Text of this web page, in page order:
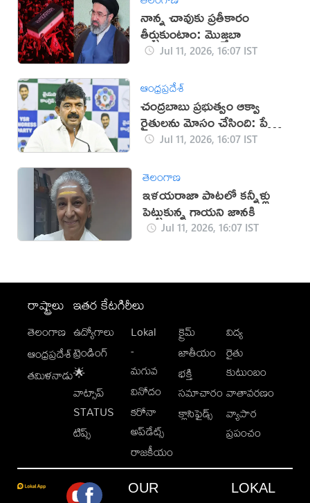
నాన్న చావుకు ప్రతీకారం
తీర్చుకుంటాం: మొజ్తబా
Jul 11, 2026, 16:07 IST
ఆంధ్రప్రదేశ్
చంద్రబాబు ప్రభుత్వం ఆక్వా
రైతులను మోసం చేసింది: పేర్ని
నానిJul 11, 2026, 16:07 IST
తెలంగాణ
ఇళయరాజా పాటలో కన్నీళ్లు
పెట్టుకున్న గాయని జానకి
Jul 11, 2026, 16:07 IST
రాష్ట్రాలు
తెలంగాణ
ఆంధ్రప్రదేశ్
తమిళనాడు
ఇతర కేటగిరీలు
ఉద్యోగాలు
ట్రెండింగ్
🌟
వాట్సాప్
STATUS
టిప్స్
Lokal
-
మగువ
వినోదం
కరోనా
అప్‌డేట్స్
రాజకీయం
క్రైమ్
జాతీయం
భక్తి
సమాచారం
క్లాసిఫైడ్స్
విద్య
రైతు
కుటుంబం
వాతావరణం
వ్యాపార
ప్రపంచం
OUR LOKAL